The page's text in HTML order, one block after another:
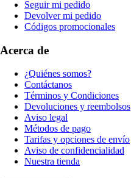
Seguir mi pedido
Devolver mi pedido
Códigos promocionales
Acerca de
¿Quiénes somos?
Contáctanos
Términos y Condiciones
Devoluciones y reembolsos
Aviso legal
Métodos de pago
Tarifas y opciones de envío
Aviso de confidencialidad
Nuestra tienda